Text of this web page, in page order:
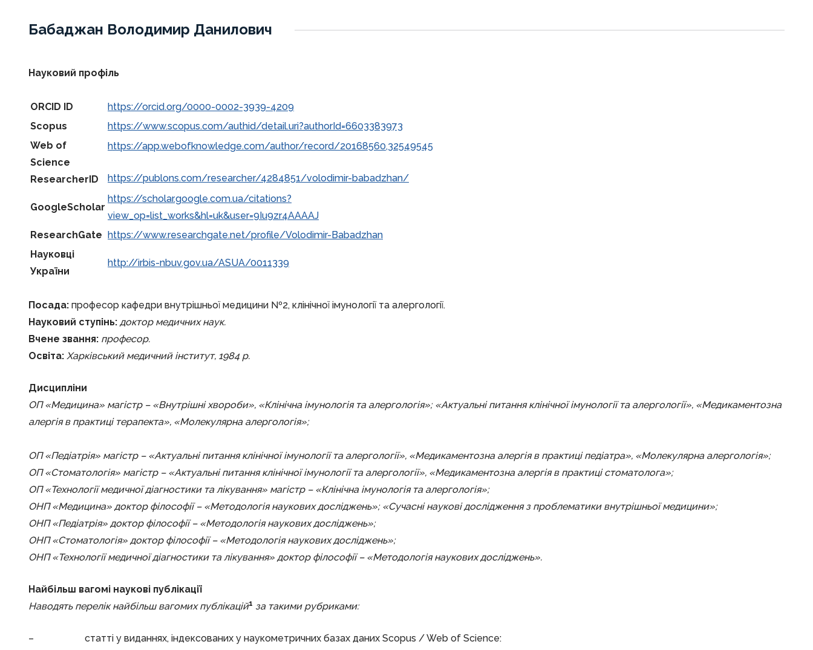
Бабаджан Володимир Данилович
Науковий профіль
ORCID ID
https://orcid.org/0000-0002-3939-4209
Scopus
https://www.scopus.com/authid/detail.uri?authorId=6603383973
Web of
Science
ResearcherID
https://app.webofknowledge.com/author/record/20168560,32549545
https://publons.com/researcher/4284851/volodimir-babadzhan/
GoogleScholar
https://scholar.google.com.ua/citations?
view_op=list_works&hl=uk&user=9Iu9zr4AAAAJ
ResearchGate https://www.researchgate.net/profile/Volodimir-Babadzhan
Науковці
України
http://irbis-nbuv.gov.ua/ASUA/0011339
Посада: професор кафедри внутрішньої медицини №2, клінічної імунології та алергології.
Науковий ступінь: доктор медичних наук.
Вчене звання: професор.
Освіта: Харківський медичний інститут, 1984 р.
Дисципліни
ОП «Медицина» магістр – «Внутрішні хвороби», «Клінічна імунологія та алергологія»; «Актуальні питання клінічної імунології та алергології», «Медикаментозна
алергія в практиці терапекта», «Молекулярна алергологія»;
ОП «Педіатрія» магістр – «Актуальні питання клінічної імунології та алергології», «Медикаментозна алергія в практиці педіатра», «Молекулярна алергологія»;
ОП «Стоматологія» магістр – «Актуальні питання клінічної імунології та алергології», «Медикаментозна алергія в практиці стоматолога»;
ОП «Технології медичної діагностики та лікування» магістр – «Клінічна імунологія та алергологія»;
ОНП «Медицина» доктор філософії – «Методологія наукових досліджень»; «Сучасні наукові дослідження з проблематики внутрішньої медицини»;
ОНП «Педіатрія» доктор філософії – «Методологія наукових досліджень»;
ОНП «Стоматологія» доктор філософії – «Методологія наукових досліджень»;
ОНП «Технології медичної діагностики та лікування» доктор філософії – «Методологія наукових досліджень».
Найбільш вагомі наукові публікації
Наводять перелік найбільш вагомих публікацій1 за такими рубриками:
– статті у виданнях, індексованих у наукометричних базах даних Scopus / Web of Science: